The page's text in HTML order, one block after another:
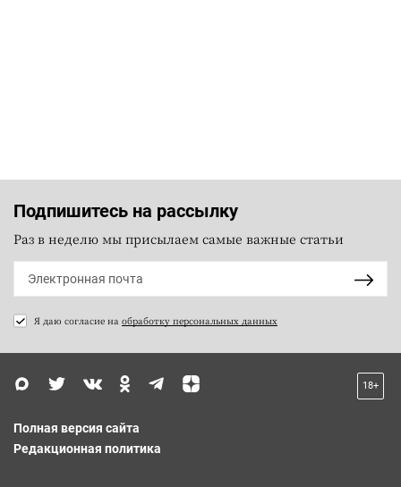
Подпишитесь на рассылку
Раз в неделю мы присылаем самые важные статьи
Я даю согласие на обработку персональных данных
18+
Полная версия сайта
Редакционная политика